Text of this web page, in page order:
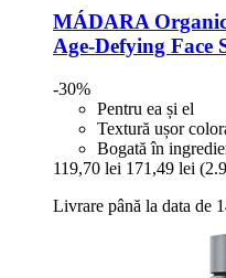
MÁDARA
Age-​Defying Face
-30%
Pentru ea și el
Textură ușor
Bogată în
119,70 lei 171,49 lei
Livrare până la data de